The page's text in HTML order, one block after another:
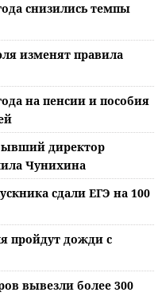
снизились темпы
изменят правила
на пенсии и пособия
директор
Чунихина
сдали ЕГЭ на 100
пройдут дожди с
вывезли более 300